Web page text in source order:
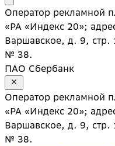
Оператор рекламной
«РА «Индекс 20»;
Варшавское, д. 9, стр.
№ 38.
ПАО Сбербанк
Оператор рекламной
«РА «Индекс 20»;
Варшавское, д. 9, стр.
№ 38.